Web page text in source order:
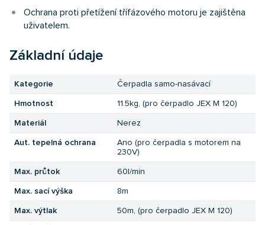
Ochrana proti přetížení třífázového motoru je zajištěna
uživatelem.
Základní údaje
Kategorie Čerpadla samo-nasávací
Hmotnost 11.5kg, (pro čerpadlo JEX M 120)
Materiál Nerez
Aut. tepelná ochrana
Ano (pro čerpadla s motorem na
230V)
Max. průtok 60l/min
Max. sací výška 8m
Max. výtlak 50m, (pro čerpadlo JEX M 120)